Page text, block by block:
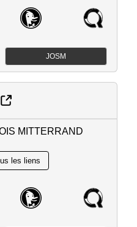
JOSM
MITTERRAND